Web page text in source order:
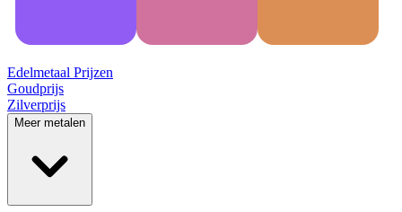
Edelmetaal Prijzen
Goudprijs
Zilverprijs
Meer metalen